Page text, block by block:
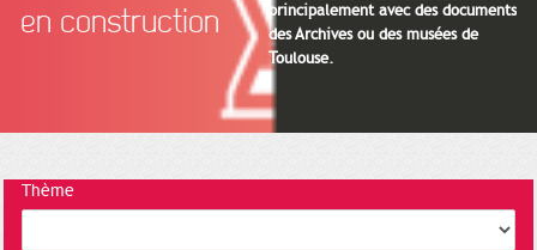
en construction
principalement avec des documents
des Archives ou des musées de
Toulouse.
Thème